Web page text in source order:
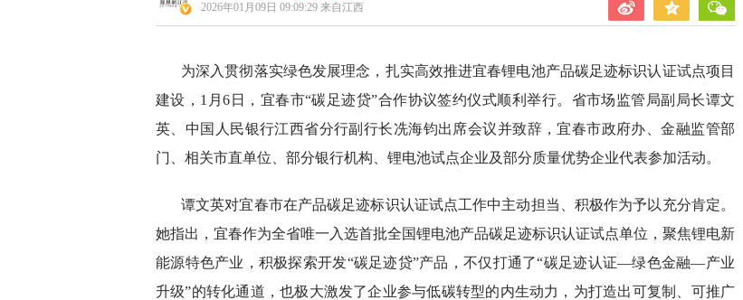
2026年01月09日 09:09:29 来自江西
为深入贯彻落实绿色发展理念，扎实高效推进宜春锂电池产品碳足迹标识认证试点项目
建设，1月6日，宜春市“碳足迹贷”合作协议签约仪式顺利举行。省市场监管局副局长谭文
英、中国人民银行江西省分行副行长冼海钧出席会议并致辞，宜春市政府办、金融监管部
门、相关市直单位、部分银行机构、锂电池试点企业及部分质量优势企业代表参加活动。
谭文英对宜春市在产品碳足迹标识认证试点工作中主动担当、积极作为予以充分肯定。
她指出，宜春作为全省唯一入选首批全国锂电池产品碳足迹标识认证试点单位，聚焦锂电新
能源特色产业，积极探索开发“碳足迹贷”产品，不仅打通了“碳足迹认证—绿色金融—产业
升级”的转化通道，也极大激发了企业参与低碳转型的内生动力，为打造出可复制、可推广